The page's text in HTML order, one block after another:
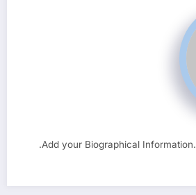
Add your Biographical Information.